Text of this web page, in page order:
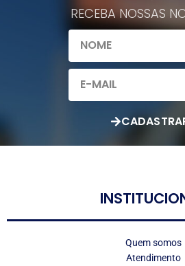
RECEBA NOSSAS
Quem somos
Atendimento